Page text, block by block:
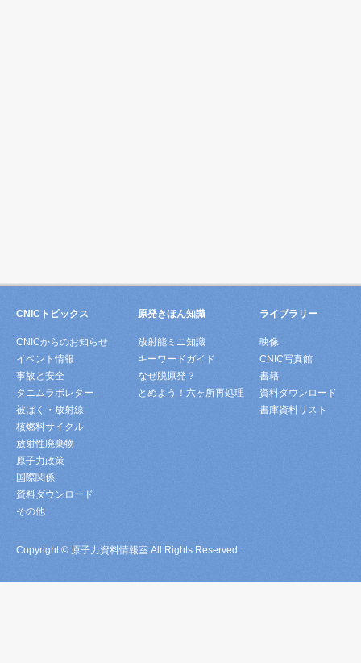
CNICトピックス
CNICからのお知らせ
イベント情報
事故と安全
タニムラボレター
被ばく・放射線
核燃料サイクル
放射性廃棄物
原子力政策
国際関係
資料ダウンロード
その他
原発きほん知識
放射能ミニ知識
キーワードガイド
なぜ脱原発？
とめよう！六ヶ所再処理
ライブラリー
映像
CNIC写真館
書籍
資料ダウンロード
書庫資料リスト
Copyright © 原子力資料情報室 All Rights Reserved.